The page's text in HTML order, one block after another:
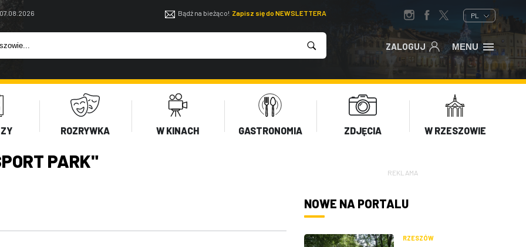
Bądź na bieżąco! Zapisz się do NEWSLETTERA PL
ZALOGUJ MENU
ROZRYWKA W KINACH GASTRONOMIA ZDJĘCIA W RZESZOWIE
PARK"
REKLAMA
NOWE NA PORTALU
RZESZÓW